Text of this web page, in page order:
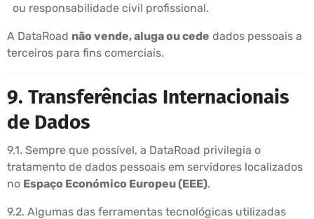
ou responsabilidade civil profissional.
A DataRoad não vende, aluga ou cede dados pessoais a
terceiros para fins comerciais.
9. Transferências Internacionais
de Dados
9.1. Sempre que possível, a DataRoad privilegia o
tratamento de dados pessoais em servidores localizados
no Espaço Económico Europeu (EEE).
9.2. Algumas das ferramentas tecnológicas utilizadas